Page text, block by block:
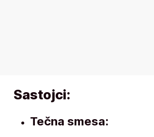
Sastojci:
Tečna smesa: